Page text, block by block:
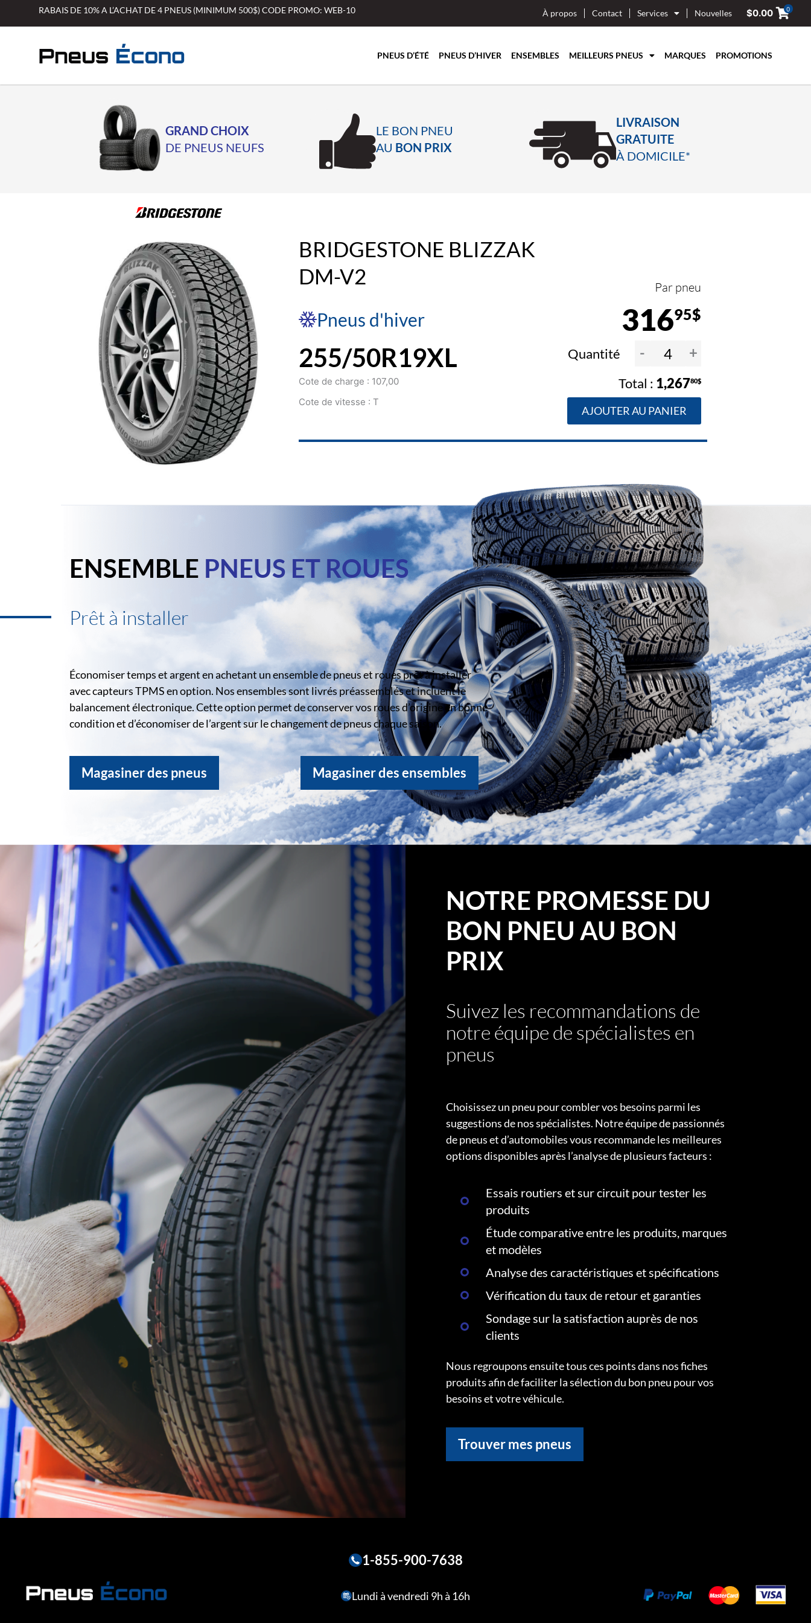
RABAIS DE 10% A L’ACHAT DE 4 PNEUS (MINIMUM 500$) CODE PROMO: WEB-10 À propos Contact Services Nouvelles $0.00 0
PNEUS D’ÉTÉ PNEUS D’HIVER ENSEMBLES MEILLEURS PNEUS MARQUES PROMOTIONS
GRAND CHOIX
DE PNEUS NEUFS
LE BON PNEU
AU BON PRIX
LIVRAISON
GRATUITE
À DOMICILE*
BRIDGESTONE BLIZZAK
DM-V2
Pneus d'hiver
Par pneu
31695$
255/50R19XL
Cote de charge : 107,00
Cote de vitesse : T
Quantité - +
1,26780$
AJOUTER AU PANIER
ENSEMBLE PNEUS ET ROUES
Prêt à installer
Économiser temps et argent en achetant un ensemble de pneus et roues prêt à installer
avec capteurs TPMS en option. Nos ensembles sont livrés préassemblés et incluent le
balancement électronique. Cette option permet de conserver vos roues d’origine en bonne
condition et d’économiser de l’argent sur le changement de pneus chaque saison.
Magasiner des pneus Magasiner des ensembles
NOTRE PROMESSE DU
BON PNEU AU BON
PRIX
Suivez les recommandations de
notre équipe de spécialistes en
pneus
Choisissez un pneu pour combler vos besoins parmi les
suggestions de nos spécialistes. Notre équipe de passionnés
de pneus et d’automobiles vous recommande les meilleures
options disponibles après l’analyse de plusieurs facteurs :
Essais routiers et sur circuit pour tester les
produits
Étude comparative entre les produits, marques
et modèles
Analyse des caractéristiques et spécifications
Vérification du taux de retour et garanties
Sondage sur la satisfaction auprès de nos
clients
Nous regroupons ensuite tous ces points dans nos fiches
produits afin de faciliter la sélection du bon pneu pour vos
besoins et votre véhicule.
Trouver mes pneus
1-855-900-7638
Lundi à vendredi 9h à 16h